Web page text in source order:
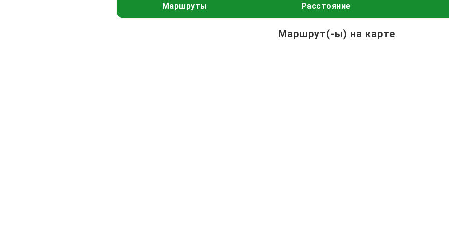
Маршруты Расстояние
Маршрут(-ы) на карте